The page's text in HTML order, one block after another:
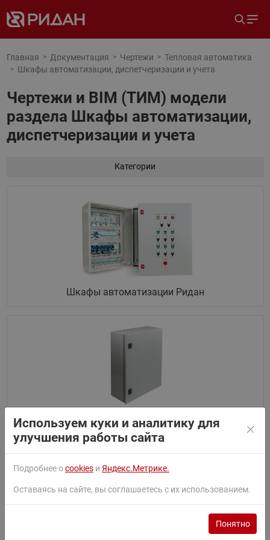
Главная Документация Чертежи
Тепловая автоматика
Шкафы автоматизации, диспетчеризации и учета
Чертежи и BIM (ТИМ) модели
раздела Шкафы автоматизации,
диспетчеризации и учета
Категории
Шкафы автоматизации Ридан
Шкафы управления насосами (ШУН) Ридан
Используем куки и аналитику для
улучшения работы сайта
Подробнее оcookies и Яндекс.Метрике.
Оставаясь на сайте, вы соглашаетесь с их использованием.
Понятно